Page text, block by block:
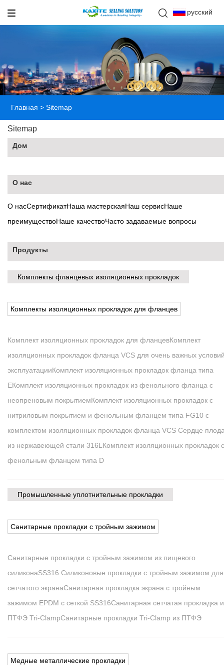
русский
Главная > Sitemap
Sitemap
Дом
О нас
О насСертификатНаша мастерскаяНаш сервисНаше
преимуществоНаше качествоЧасто задаваемые вопросы
Продукты
Комплекты фланцевых изоляционных прокладок
Комплекты изоляционных прокладок для фланцев
Комплект изоляционных прокладок для фланцевКомплект
изоляционных прокладок фланца VCS для очень важных
эксплуатацииКомплект изоляционных прокладок фланца типа
EКомплект изоляционных прокладок из фенольного фланца с
неопреновым покрытиемКомплект изоляционных прокладок с
нитриловым покрытием и фенольным фланцем типа FG10 с
комплектом изоляционных прокладок фланца VCS Сердце
из нержавеющей стали 316L Комплект изоляционных прокладок с
фенольным фланцем типа D
Промышленные уплотнительные прокладки
Санитарные прокладки с тройным зажимом
Санитарные прокладки с тройным зажимом из пищевого
силиконаSS316 Силиконовые прокладки с тройным зажимом для
сетчатого экранаСанитарная прокладка экрана с тройным
зажимом EPDM с сеткой SS316Санитарная сетчатая прокладка
ПТФЭ Tri-ClampСанитарные прокладки Tri-Clamp из ПТФЭ
Медные металлические прокладки